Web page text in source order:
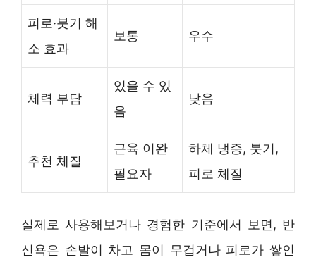
피로·붓기 해
소 효과
보통 우수
체력 부담
있을 수 있
음
낮음
추천 체질
근육 이완
필요자
하체 냉증, 붓기,
피로 체질
실제로 사용해보거나 경험한 기준에서 보면, 반
신욕은 손발이 차고 몸이 무겁거나 피로가 쌓인